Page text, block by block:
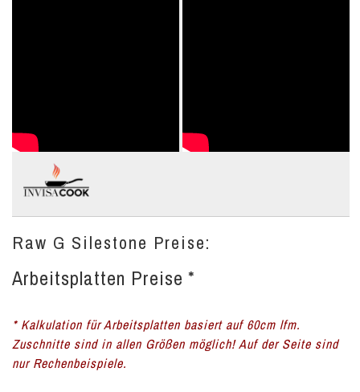
Raw G Silestone Preise:
Arbeitsplatten Preise *
* Kalkulation für Arbeitsplatten basiert auf 60cm lfm.
Zuschnitte sind in allen Größen möglich! Auf der Seite sind
nur Rechenbeispiele.